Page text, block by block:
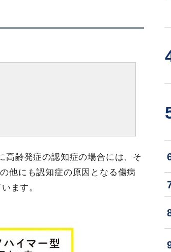
高齢発症の認知症の場合には、そ
他にも認知症の原因となる傷病
ます。